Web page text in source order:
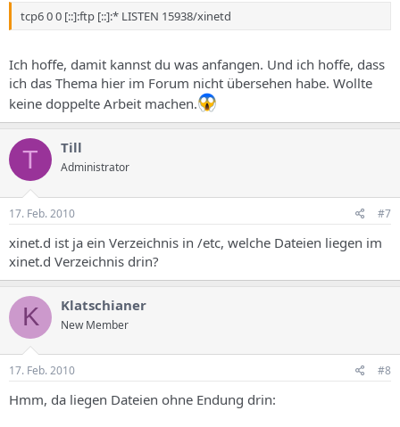
tcp6 0 0 [::]:ftp [::]:* LISTEN 15938/xinetd
Ich hoffe, damit kannst du was anfangen. Und ich hoffe, dass
ich das Thema hier im Forum nicht übersehen habe. Wollte
keine doppelte Arbeit machen.
T Till
Administrator
17. Feb. 2010 #7
xinet.d ist ja ein Verzeichnis in /etc, welche Dateien liegen im
xinet.d Verzeichnis drin?
K Klatschianer
New Member
17. Feb. 2010 #8
Hmm, da liegen Dateien ohne Endung drin: